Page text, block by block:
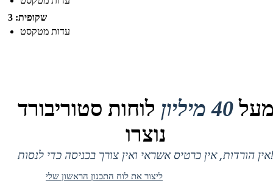
שקופית: 3
עדות מטקסט
40 מיליון
לוחות סטוריבורד
נוצרו
אין הורדות, אין כרטיס אשראי ואין צורך בכניסה כדי לנסות!
ליצור את לוח התכנון הראשון שלי